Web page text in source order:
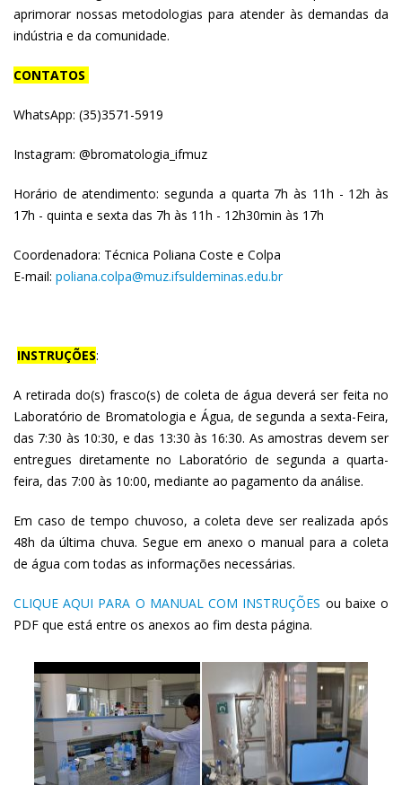
aprimorar nossas metodologias para atender às demandas da
indústria e da comunidade.
CONTATOS
WhatsApp: (35)3571-5919
Instagram: @bromatologia_ifmuz
Horário de atendimento: segunda a quarta 7h às 11h - 12h às
17h - quinta e sexta das 7h às 11h - 12h30min às 17h
Coordenadora: Técnica Poliana Coste e Colpa
E-mail: poliana.colpa@muz.ifsuldeminas.edu.br
INSTRUÇÕES:
A retirada do(s) frasco(s) de coleta de água deverá ser feita no
Laboratório de Bromatologia e Água, de segunda a sexta-Feira,
das 7:30 às 10:30, e das 13:30 às 16:30. As amostras devem ser
entregues diretamente no Laboratório de segunda a quarta-
feira, das 7:00 às 10:00, mediante ao pagamento da análise.
Em caso de tempo chuvoso, a coleta deve ser realizada após
48h da última chuva. Segue em anexo o manual para a coleta
de água com todas as informações necessárias.
CLIQUE AQUI PARA O MANUAL COM INSTRUÇÕES ou baixe o
PDF que está entre os anexos ao fim desta página.